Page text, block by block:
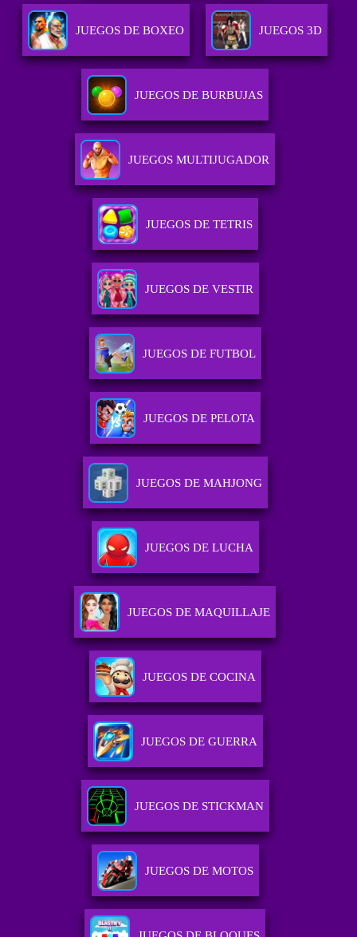
JUEGOS DE BOXEO JUEGOS 3D
JUEGOS DE BURBUJAS
JUEGOS MULTIJUGADOR
JUEGOS DE TETRIS
JUEGOS DE VESTIR
JUEGOS DE FUTBOL
JUEGOS DE PELOTA
JUEGOS DE MAHJONG
JUEGOS DE LUCHA
JUEGOS DE MAQUILLAJE
JUEGOS DE COCINA
JUEGOS DE GUERRA
JUEGOS DE STICKMAN
JUEGOS DE MOTOS